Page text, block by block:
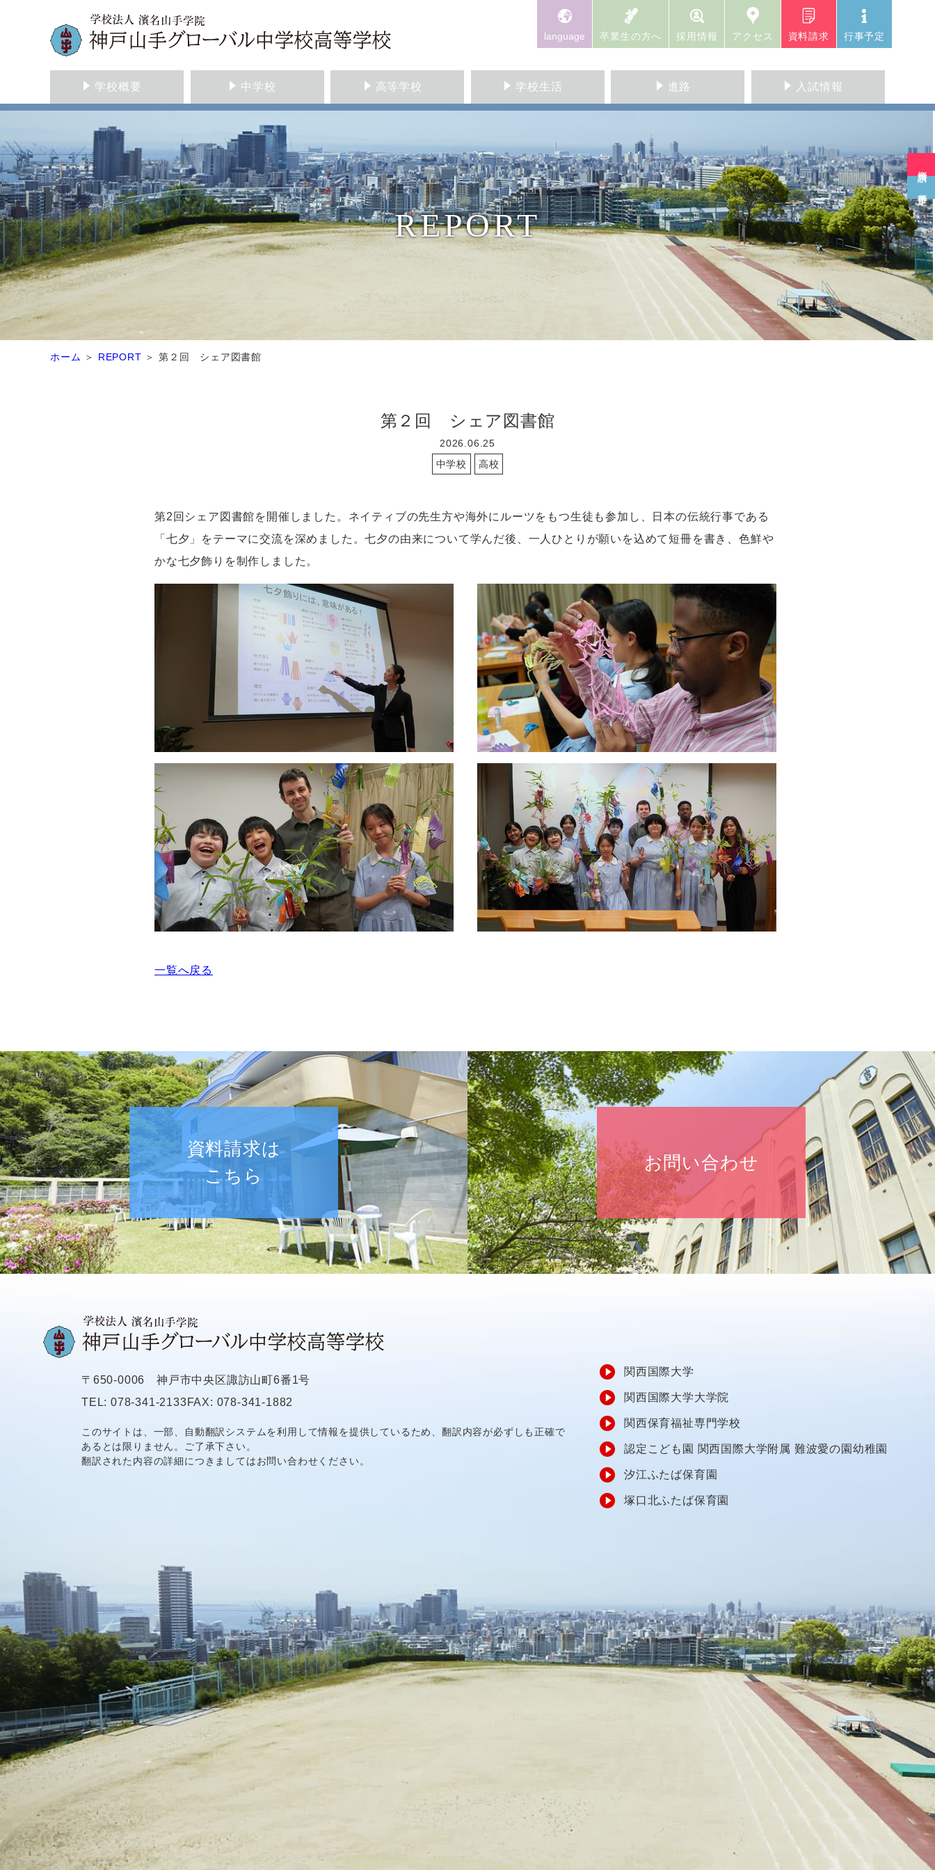
language 卒業生の方へ 採用情報 アクセス 資料請求 行事予定
学校概要 中学校 高等学校 学校生活 進路 入試情報
REPORT
ホーム REPORT 第２回 シェア図書館
第２回 シェア図書館
2026.06.25
中学校
高校
第2回シェア図書館を開催しました。 ネイティブの先生方や海外にルーツをもつ生徒も参加し、日本の伝統行事である
「七夕」をテーマに交流を深めました。七夕の由来について学んだ後、一人ひとりが願いを込めて短冊を書き、色鮮や
かな七夕飾りを制作しました。
一覧へ戻る
資料請求は
こちら
お問い合わせ
関西国際大学
関西国際大学大学院
関西保育福祉専門学校
認定こども園 関西国際大学附属 難波愛の園幼稚園
汐江ふたば保育園
塚口北ふたば保育園
〒650-0006 神戸市中央区諏訪山町6番1号
TEL: 078-341-2133FAX: 078-341-1882
このサイトは、一部、自動翻訳システムを利用して情報を提供しているため、翻訳内容が必ずしも正確で
あるとは限りません。ご了承下さい。
翻訳された内容の詳細につきましてはお問い合わせください。